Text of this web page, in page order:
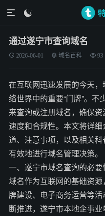

通过遂宁市查询域名
2026-06-01 域名百科 93
在互联网迅速发展的今天
络世界中的重要“门牌”。
来查询或注册域名，确保
速度和合规性。本文将详
道、注意事项，以及相关
有效地进行域名管理决策。
一、遂宁市域名查询的必要
域名作为互联网的基础资
牌建设、电子商务运营等
断推进，遂宁市本地企事